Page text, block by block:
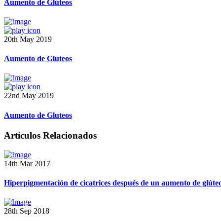
Aumento de Glúteos
20th May 2019
Aumento de Gluteos
22nd May 2019
Aumento de Gluteos
Artículos Relacionados
14th Mar 2017
Hiperpigmentación de cicatrices después de un aumento de
28th Sep 2018